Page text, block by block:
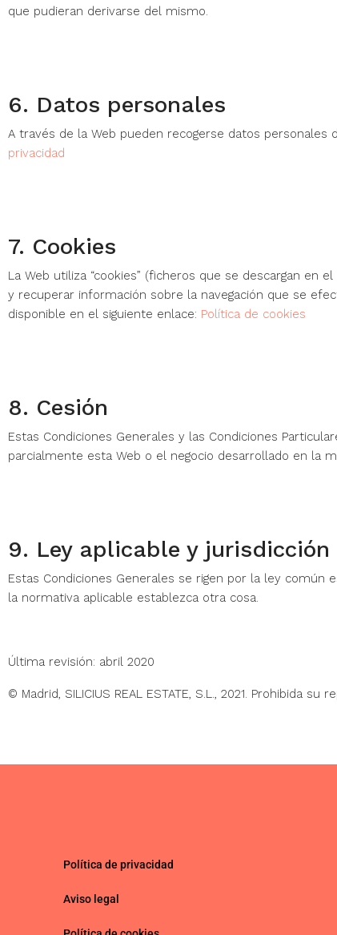
que pudieran derivarse del mismo.
6. Datos personales
A través de la Web pueden recogerse datos
privacidad
7. Cookies
La Web utiliza “cookies” (ficheros que se descargan
y recuperar información sobre la navegación que se
disponible en el siguiente enlace: Política de cookies
8. Cesión
Estas Condiciones Generales y las Condiciones
parcialmente esta Web o el negocio desarrollado en la
9. Ley aplicable y jurisdicción
Estas Condiciones Generales se rigen por la ley
la normativa aplicable establezca otra cosa.
Última revisión: abril 2020
© Madrid, SILICIUS REAL ESTATE, S.L., 2021. Prohibida su
Política de privacidad
Aviso legal